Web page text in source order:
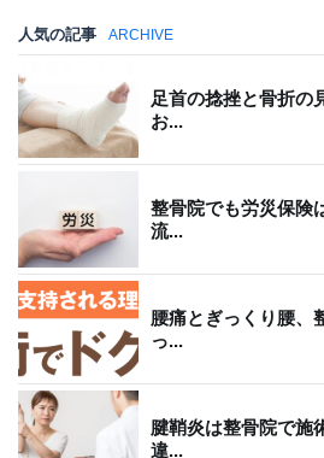
人気の記事 ARCHIVE
足首の捻挫と骨折の
お...
整骨院でも労災保険
流...
腰痛とぎっくり腰、
っ...
腱鞘炎は整骨院で施
違...